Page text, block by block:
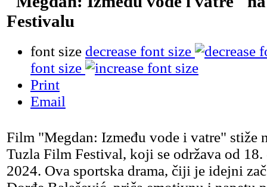
Festivalu
font size decrease font size
font size
Print
Email
Film "Megdan: Između vode i vatre" stiže
Tuzla Film Festival, koji se održava od
2024. Ova sportska drama, čiji je idejni